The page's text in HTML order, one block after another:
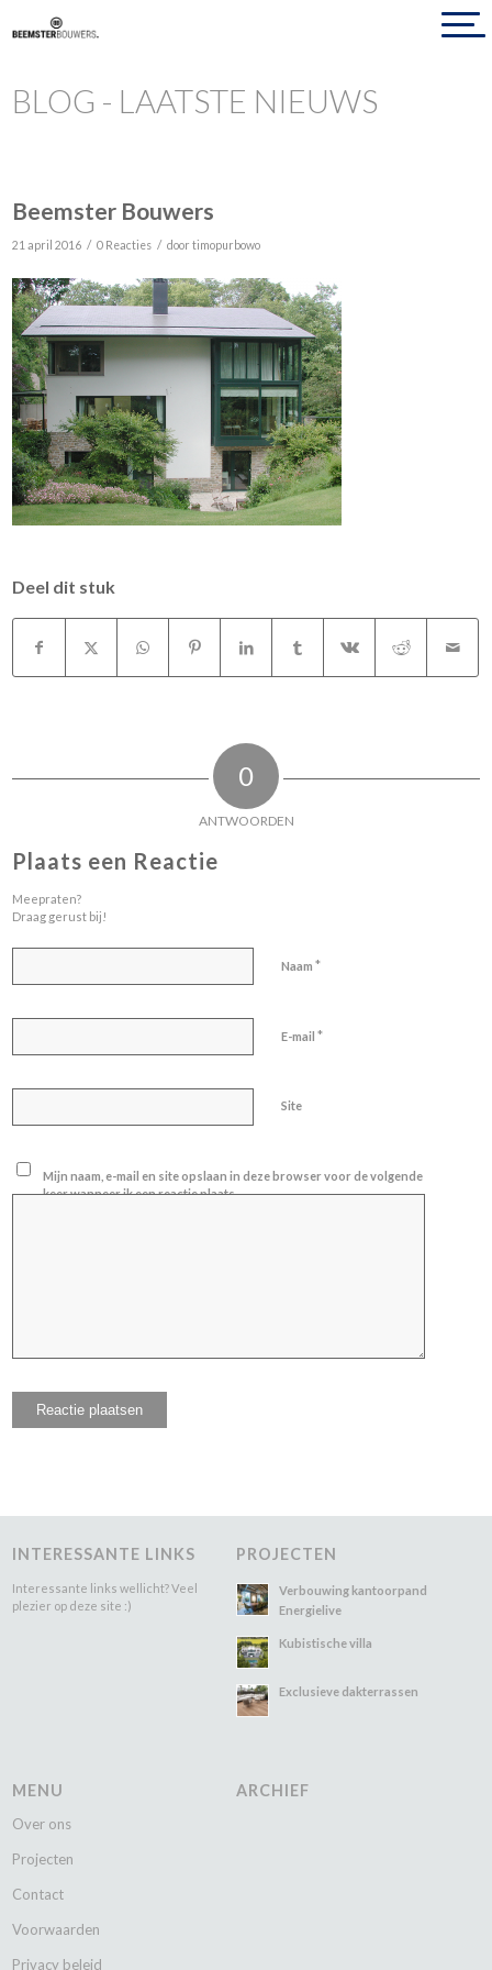
BLOG - LAATSTE NIEUWS
Beemster Bouwers
21 april 2016 / 0 Reacties / doortimopurbowo
Deel dit stuk
0
ANTWOORDEN
Plaats een Reactie
Meepraten?
Draag gerust bij!
Naam*
E-mail*
Site
Mijn naam, e-mail en site opslaan in deze browser voor de volgende
keer wanneer ik een reactie plaats.
INTERESSANTE LINKS
Interessante links wellicht? Veel
plezier op deze site :)
PROJECTEN
Verbouwing kantoorpand
Energielive
Kubistische villa
Exclusieve dakterrassen
MENU
Over ons
Projecten
Contact
Voorwaarden
Privacy beleid
ARCHIEF